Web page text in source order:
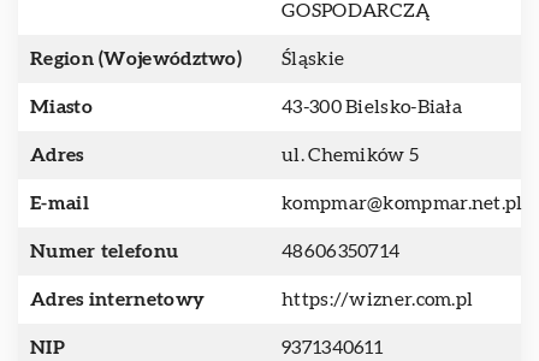
GOSPODARCZĄ
Region (Województwo) Śląskie
Miasto 43-300 Bielsko-Biała
Adres ul. Chemików 5
E-mail kompmar@kompmar.net.pl
Numer telefonu 48606350714
Adres internetowy https://wizner.com.pl
NIP 9371340611